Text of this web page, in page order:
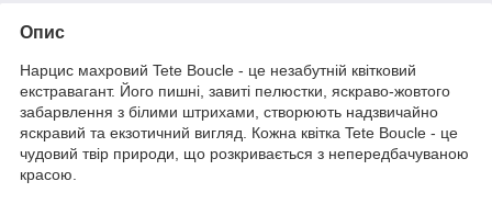
Опис
Нарцис махровий Tete Boucle - це незабутній квітковий
екстравагант. Його пишні, завиті пелюстки, яскраво-жовтого
забарвлення з білими штрихами, створюють надзвичайно
яскравий та екзотичний вигляд. Кожна квітка Tete Boucle - це
чудовий твір природи, що розкривається з непередбачуваною
красою.